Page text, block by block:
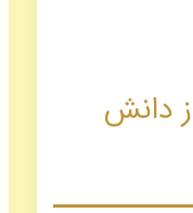
دانش